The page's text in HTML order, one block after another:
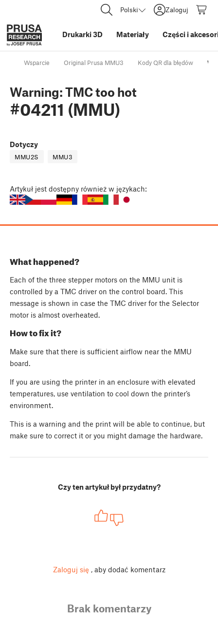
Polski Zaloguj
Drukarki 3D Materiały Części i
Wsparcie Original Prusa MMU3 Kody QR dla błędów
Warning: TMC too hot
#04211 (MMU)
Dotyczy
MMU2S MMU3
Artykuł jest dostępny również w językach:
What happened?
Each of the three stepper motors on the MMU unit is
controlled by a TMC driver on the control board. This
message is shown in case the TMC driver for the Selector
motor is almost overheated.
How to fix it?
Make sure that there is sufficient airflow near the MMU
board.
If you are using the printer in an enclosure with elevated
temperatures, use ventilation to cool down the printer’s
environment.
This is a warning and the print will be able to continue, but
make sure to correct it or you might damage the hardware.
Czy ten artykuł był przydatny?
Zaloguj się , aby dodać komentarz
Brak komentarzy